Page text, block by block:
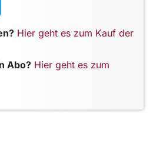
Hier geht es zum Kauf der
Abo? Hier geht es zum